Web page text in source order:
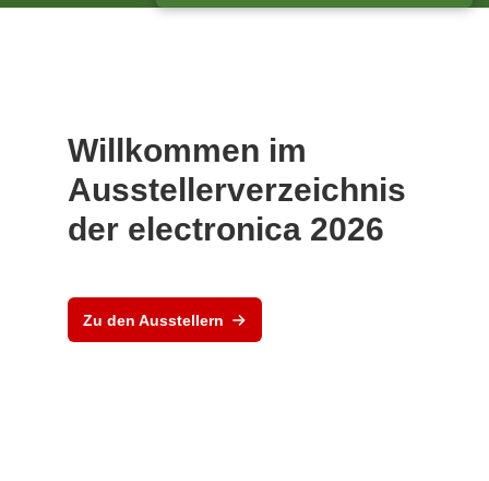
Willkommen im
Ausstellerverzeichnis
der electronica 2026
Zu den Ausstellern